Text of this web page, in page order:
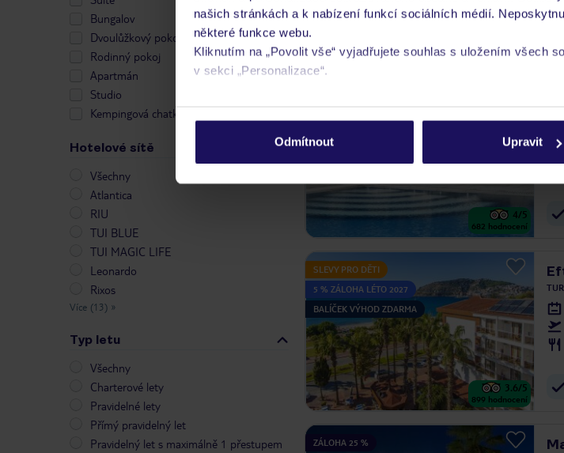
našich stránkách a k nabízení funkcí sociálních médií.
některé funkce webu.
Kliknutím na „Povolit vše“ vyjadřujete souhlas s uložením všech
v sekci „Personalizace“.
Podrobné informace o souborech cookie naleznete vzásadách
Odmítnout
Upravit
Bungalov
Dvoulůžkový pokoj
Rodinný pokoj
Apartmán
Studio
Kempingová chatka
Hotelové sítě
Všechny
Atlantica
RIU
TUI BLUE
TUI MAGIC LIFE
Leonardo
Rixos
Více (13) »
Typ letu
Všechny
Charterové lety
Pravidelné lety
Přímý pravidelný let
Pravidelný let s maximálně 1 přestupem
251 hodnocení
4/5
682 hodnocení
SLEVY PRO DĚTI
5 % ZÁLOHA LÉTO 2027
BALÍČEK VÝHOD ZDARMA
3.6/5
899 hodnocení
ZÁLOHA 25 %